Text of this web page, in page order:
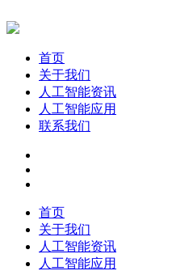
首页
关于我们
人工智能资讯
人工智能应用
联系我们
首页
关于我们
人工智能资讯
人工智能应用